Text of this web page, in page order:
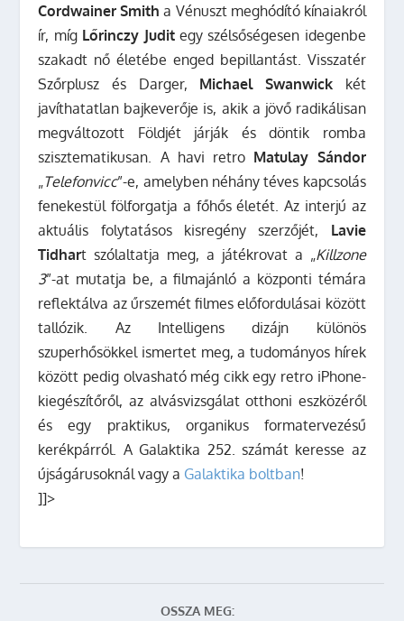
Cordwainer Smith a Vénuszt meghódító kínaiakról
ír, míg Lőrinczy Juditegy szélsőségesen idegenbe
szakadt nő életébe enged bepillantást. Visszatér
Szőrplusz és Darger, Michael Swanwickkét
javíthatatlan bajkeverője is, akik a jövő radikálisan
megváltozott Földjét járják és döntik romba
szisztematikusan. A havi retro Matulay Sándor
„Telefonvicc”-e, amelyben néhány téves kapcsolás
fenekestül fölforgatja a főhős életét. Az interjú az
aktuális folytatásos kisregény szerzőjét, Lavie
Tidhart szólaltatja meg, a játékrovat a „Killzone
3”-at mutatja be, a filmajánló a központi témára
reflektálva az űrszemét filmes előfordulásai között
tallózik. Az Intelligens dizájn különös
szuperhősökkel ismertet meg, a tudományos hírek
között pedig olvasható még cikk egy retro iPhone-
kiegészítőről, az alvásvizsgálat otthoni eszközéről
és egy praktikus, organikus formatervezésű
kerékpárról. A Galaktika 252. számát keresse az
újságárusoknál vagy a Galaktika boltban!
]]>
OSSZA MEG: